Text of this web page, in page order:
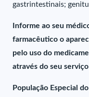
gastrintestinais;
Informe ao seu
farmacêutico o
pelo uso do
através do seu
População Especial